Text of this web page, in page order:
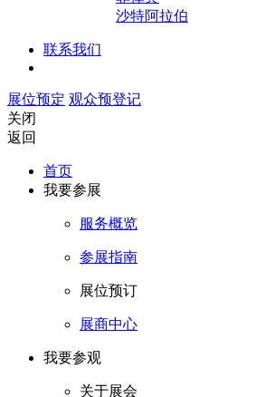
沙特阿拉伯
联系我们
展位预定 观众预登记
关闭
返回
首页
我要参展
服务概览
参展指南
展位预订
展商中心
我要参观
关于展会